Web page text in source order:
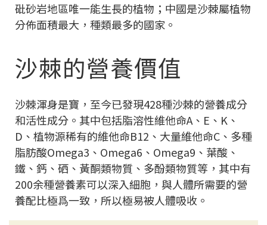
砒砂岩地區唯一能生長的植物；中國是沙棘屬植物
分佈面積最大，種類最多的國家。
沙棘的營養價值
沙棘渾身是寶，至今已發現428種沙棘的營養成分
和活性成分。其中包括脂溶性維他命A、E、K、
D、植物源稀有的維他命B12、大量維他命C、多種
脂肪酸Omega3、Omega6、Omega9、葉酸、
鐵、鈣、硒、黃酮類物質、多酚類物質等 ，其中有
200余種營養素可以深入細胞，與人體所需要的營
養配比極爲一致，所以極易被人體吸收。